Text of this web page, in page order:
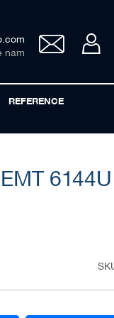
nam
REFERENCE
6144U